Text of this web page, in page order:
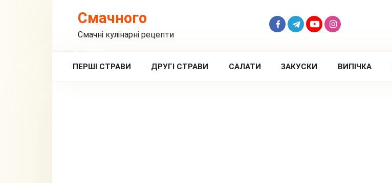
Смачного
Смачні кулінарні рецепти
ПЕРШІ СТРАВИ ДРУГІ СТРАВИ САЛАТИ ЗАКУСКИ ВИПІЧКА